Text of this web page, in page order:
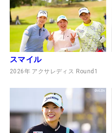
スマイル
2026年 アクサレディス Round1